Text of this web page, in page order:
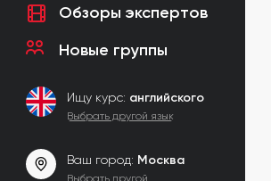
Обзоры экспертов
Новые группы
Ищу курс: английского
Выбрать другой язык
Ваш город: Москва
Выбрать другой